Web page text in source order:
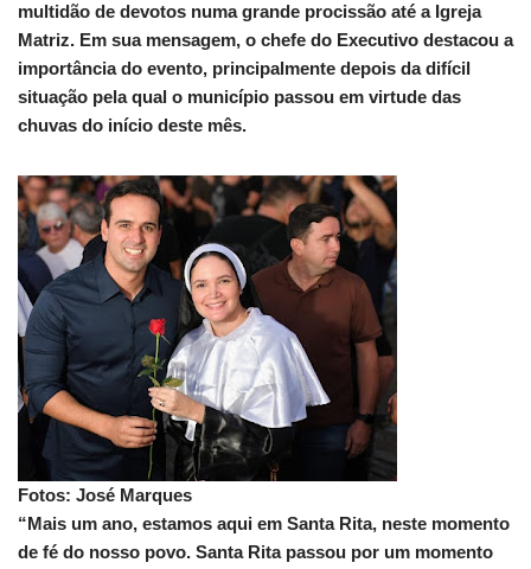
multidão de devotos numa grande procissão até a Igreja
Matriz. Em sua mensagem, o chefe do Executivo destacou a
importância do evento, principalmente depois da difícil
situação pela qual o município passou em virtude das
chuvas do início deste mês.
Fotos: José Marques
“Mais um ano, estamos aqui em Santa Rita, neste momento
de fé do nosso povo. Santa Rita passou por um momento